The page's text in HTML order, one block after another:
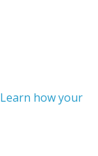
Learn how your